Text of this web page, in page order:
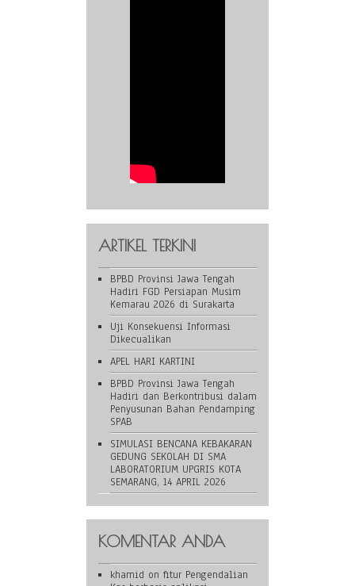
ARTIKEL TERKINI
BPBD Provinsi Jawa Tengah
Hadiri FGD Persiapan Musim
Kemarau 2026 di Surakarta
Uji Konsekuensi Informasi
Dikecualikan
APEL HARI KARTINI
BPBD Provinsi Jawa Tengah
Hadiri dan Berkontribusi dalam
Penyusunan Bahan Pendamping
SPAB
SIMULASI BENCANA KEBAKARAN
GEDUNG SEKOLAH DI SMA
LABORATORIUM UPGRIS KOTA
SEMARANG, 14 APRIL 2026
KOMENTAR ANDA
khamid on fitur Pengendalian